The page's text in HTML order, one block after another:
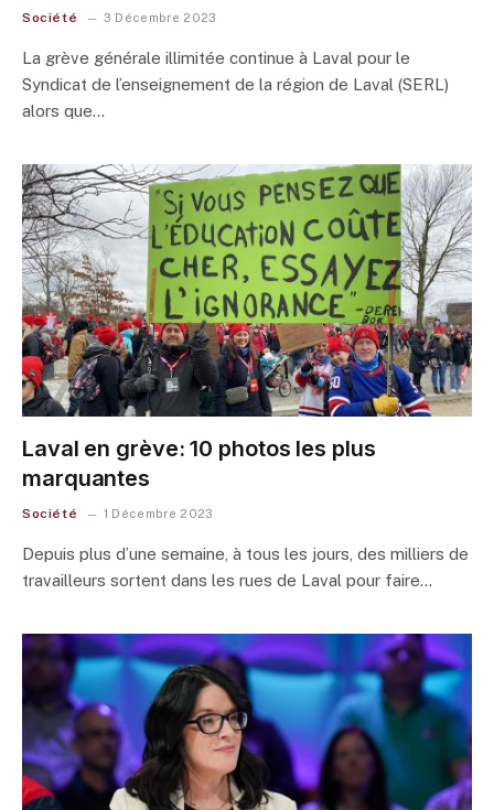
Société 3 Décembre 2023
La grève générale illimitée continue à Laval pour le
Syndicat de l’enseignement de la région de Laval (SERL)
alors que…
Laval en grève: 10 photos les plus
marquantes
Société 1 Décembre 2023
Depuis plus d’une semaine, à tous les jours, des milliers de
travailleurs sortent dans les rues de Laval pour faire…